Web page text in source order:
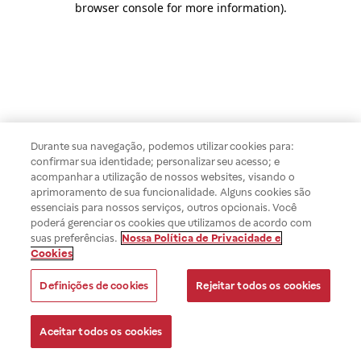
browser console for more information).
Durante sua navegação, podemos utilizar cookies para:
confirmar sua identidade; personalizar seu acesso; e
acompanhar a utilização de nossos websites, visando o
aprimoramento de sua funcionalidade. Alguns cookies são
essenciais para nossos serviços, outros opcionais. Você
poderá gerenciar os cookies que utilizamos de acordo com
suas preferências. Nossa Política de Privacidade e
Cookies
Definições de cookies Rejeitar todos os cookies
Aceitar todos os cookies